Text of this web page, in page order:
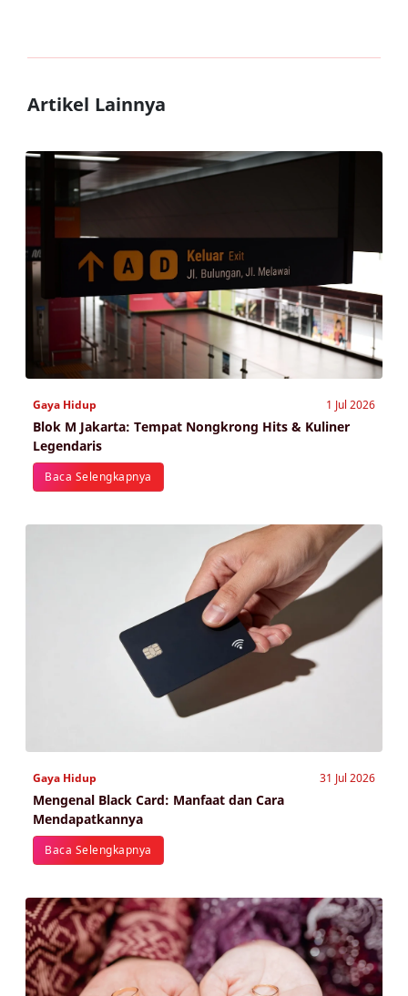
Artikel Lainnya
Gaya Hidup 1 Jul 2026
Blok M Jakarta: Tempat Nongkrong Hits & Kuliner
Legendaris
Baca Selengkapnya
Gaya Hidup 31 Jul 2026
Mengenal Black Card: Manfaat dan Cara
Mendapatkannya
Baca Selengkapnya